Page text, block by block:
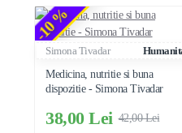
-10 %
Simona Tivadar
Medicina, nutritie si buna
dispozitie - Simona Tivadar
38,00 Lei 42,00 Lei